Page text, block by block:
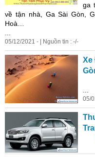
ga
về tận nhà, Ga Sài Gòn,
Hoà…
05/12/2021 - | Nguồn tin : -/-
Xe
05/